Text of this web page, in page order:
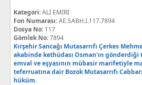
Kategori:ALİ EMİRİ
Fon Numarası:AE.SABH.I.117.7894
Dosya No: 117
Gömlek No:7894
Kırşehir Sancağı Mutasarrıfı Çerkes
akabinde kethüdası Osman'ın gönderdiği
emval ve eşyasının mübasir marifetiyle
teferruatına dair Bozok Mutasarrıfı
hüküm.